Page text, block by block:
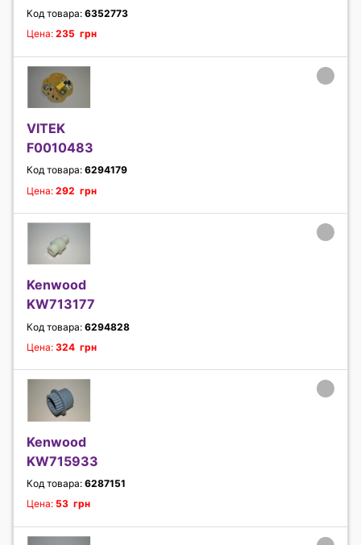
Код товара: 6352773
Цена: 235 грн
VITEK
F0010483
Код товара: 6294179
Цена: 292 грн
Kenwood
KW713177
Код товара: 6294828
Цена: 324 грн
Kenwood
KW715933
Код товара: 6287151
Цена: 53 грн